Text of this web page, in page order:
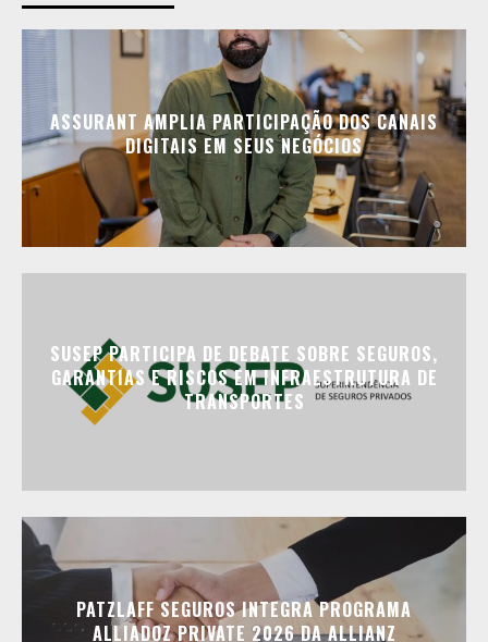
ASSURANT AMPLIA PARTICIPAÇÃO DOS CANAIS
DIGITAIS EM SEUS NEGÓCIOS
SUSEP PARTICIPA DE DEBATE SOBRE SEGUROS,
GARANTIAS E RISCOS EM INFRAESTRUTURA DE
TRANSPORTES
PATZLAFF SEGUROS INTEGRA PROGRAMA
ALLIADOZ PRIVATE 2026 DA ALLIANZ